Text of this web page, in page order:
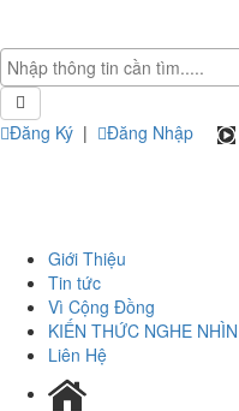
Đăng Ký | Đăng Nhập
Giới Thiệu
Tin tức
Vì Cộng Đồng
KIẾN THỨC NGHE NHÌN
Liên Hệ